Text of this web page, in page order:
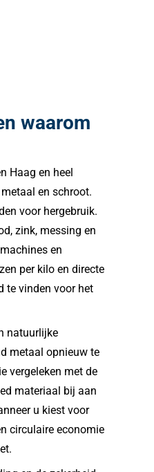
waarom
Haag en heel
en schroot.
voor hergebruik.
zink, messing en
en
per kilo en directe
te vinden voor het
natuurlijke
metaal opnieuw te
vergeleken met de
materiaal bij aan
u kiest voor
circulaire economie